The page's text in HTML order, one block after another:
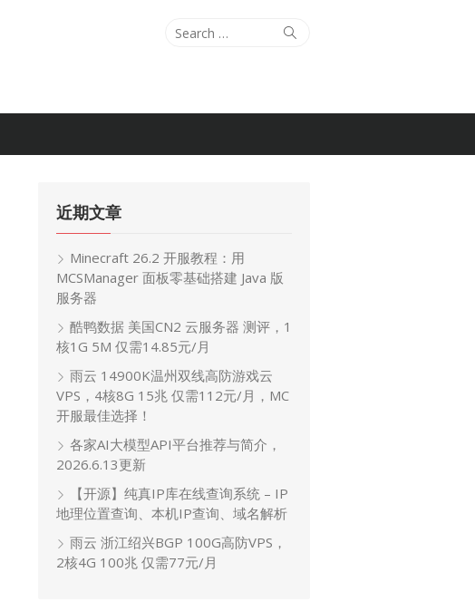
S
c
近期文章
Minecraft 26.2 开服教程：用
MCSManager 面板零基础搭建 Java 版
服务器
酷鸭数据 美国CN2 云服务器 测评，1
核1G 5M 仅需14.85元/月
雨云 14900K温州双线高防游戏云
VPS，4核8G 15兆 仅需112元/月，MC
开服最佳选择！
各家AI大模型API平台推荐与简介，
2026.6.13更新
【开源】纯真IP库在线查询系统 – IP
地理位置查询、本机IP查询、域名解析
雨云 浙江绍兴BGP 100G高防VPS，
2核4G 100兆 仅需77元/月